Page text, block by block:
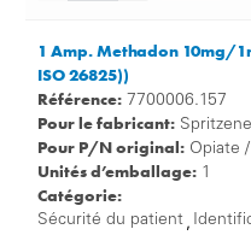
1 Amp. Methadon 10mg/
ISO 26825))
Référence: 7700006.157
Pour le fabricant:
Pour P/N original: Opiate
Unités d’emballage: 1
Catégorie:
Sécurité du patient ,